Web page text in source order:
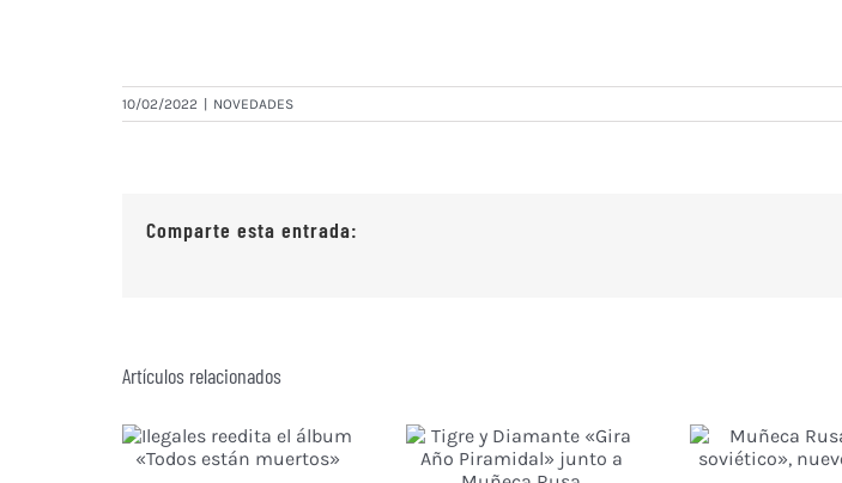
10/02/2022 | NOVEDADES
Comparte esta entrada:
Artículos relacionados